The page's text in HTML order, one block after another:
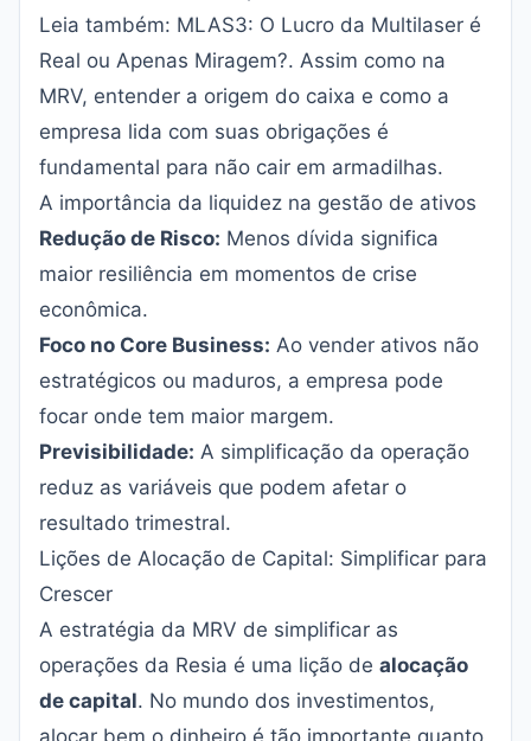
Leia também: MLAS3: O Lucro da Multilaser é
Real ou Apenas Miragem?. Assim como na
MRV, entender a origem do caixa e como a
empresa lida com suas obrigações é
fundamental para não cair em armadilhas.
A importância da liquidez na gestão de ativos
Redução de Risco: Menos dívida significa
maior resiliência em momentos de crise
econômica.
Foco no Core Business: Ao vender ativos não
estratégicos ou maduros, a empresa pode
focar onde tem maior margem.
Previsibilidade: A simplificação da operação
reduz as variáveis que podem afetar o
resultado trimestral.
Lições de Alocação de Capital: Simplificar para
Crescer
A estratégia da MRV de simplificar as
operações da Resia é uma lição de alocação
de capital. No mundo dos investimentos,
alocar bem o dinheiro é tão importante quanto